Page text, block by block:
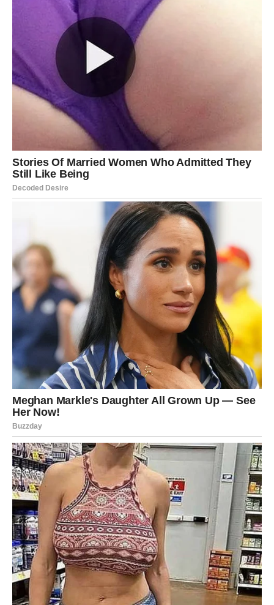
Jedna osoba iz prošlosti mogla bi
vam potpuno pomiješati emocije
Zvijezde pokazuju mogućnost povratka osobe koju niste
uspjele potpuno zaboraviti.
Ta osoba još uvijek nosi emocije prema vama i moguće je
da će pokušati obnoviti kontakt.
Ali ovog puta vi ćete mnogo jasnije vidjeti šta želite.
Nećete više pristajati na odnose koji vam donose stres,
nesigurnost i emotivni haos.
Mnoge Ribe će konačno odlučiti da biraju svoj mir i sreću
umjesto ljudi koji ih stalno vraćaju na stare probleme.
Finansije i posao donose
neočekivano olakšanje
Iako će emocije biti u centru pažnje, ni poslovna situacija
neće ostati ista.
Pred vama je sedmica tokom koje biste mogle dobiti
veoma zanimljivu poslovnu priliku, dodatnu zaradu ili
vijest koja će vas pozitivno iznenaditi.
Jedan razgovor mogao bi imati mnogo veći značaj nego
što trenutno mislite.
Mnoge Ribe će tokom ovog perioda osjetiti veliko